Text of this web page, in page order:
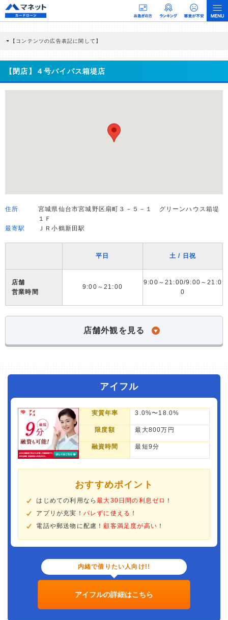
【コンテンツの広告表記に関して】
商品を根拠なくPRするものではなく、当編集部の調査／ユーザーへの口コミ収集な
どに基づき、公平性を担保した情報提供を行っています。
>提携企業一覧
【閉店】４号バイパス箱堤店
住所
宮城県仙台市宮城野区扇町３－５－１ グリーンハウス箱堤
１Ｆ
最寄駅
ＪＲ小鶴新田駅
平日 土 / 日祝
店舗
営業時間
9:00～21:00
9:00～21:00/9:00～21:0
0
店舗外観を見る
アイフル
実質年率 3.0%〜18.0%
限度額 最大800万円
融資時間 最短9分
おすすめポイント
はじめての利用なら最大30日間の利息ゼロ ！
アプリが充実！ バレずに使える ！
電話や郵送物に配慮！顧客満足度が高い ！
内緒で借りたい人向け!!
アイフルの詳細はこちら